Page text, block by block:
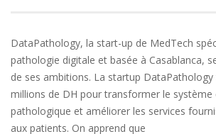
DataPathology, la start-up de MedTech
pathologie digitale et basée à Casablanca,
de ses ambitions. La startup
millions de DH pour transformer le système
pathologique et améliorer les services
aux patients. On apprend que